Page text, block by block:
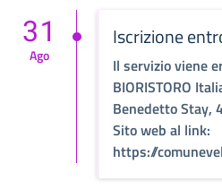
Iscrizione
Il servizio viene
BIORISTORO
Benedetto Stay,
Sito web al link:
https://
31
Ago